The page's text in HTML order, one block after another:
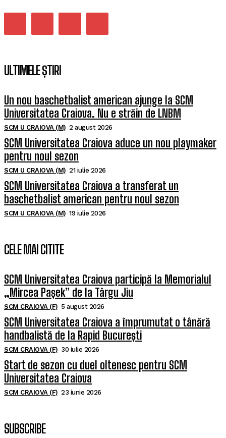
ULTIMELE ȘTIRI
Un nou baschetbalist american ajunge la SCM
Universitatea Craiova. Nu e străin de LNBM
SCM U CRAIOVA (M) 2 august 2026
SCM Universitatea Craiova aduce un nou playmaker
pentru noul sezon
SCM U CRAIOVA (M) 21 iulie 2026
SCM Universitatea Craiova a transferat un
baschetbalist american pentru noul sezon
SCM U CRAIOVA (M) 19 iulie 2026
CELE MAI CITITE
SCM Universitatea Craiova participă la Memorialul
„Mircea Pașek” de la Târgu Jiu
SCM CRAIOVA (F) 5 august 2026
SCM Universitatea Craiova a împrumutat o tânără
handbalistă de la Rapid București
SCM CRAIOVA (F) 30 iulie 2026
Start de sezon cu duel oltenesc pentru SCM
Universitatea Craiova
SCM CRAIOVA (F) 23 iunie 2026
SUBSCRIBE